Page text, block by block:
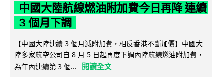
中國大陸航線燃油附加費今日再降 連續
3 個月下調
【中國大陸連續 3 個月減附加費，相反香港不斷加價】中國大
陸多家航空公司自 8 月 5 日起再度下調內陸航線燃油附加費，
為年內連續第 3 個...
閱讀全文